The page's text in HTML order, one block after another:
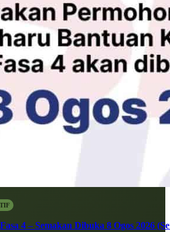
4 – Semakan Dibuka 8 Ogos 2026